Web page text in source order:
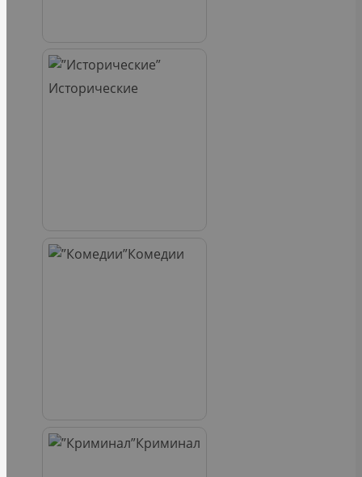
Исторические
Комедии
Криминал